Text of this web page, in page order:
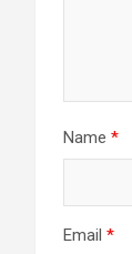
Name *
Email *